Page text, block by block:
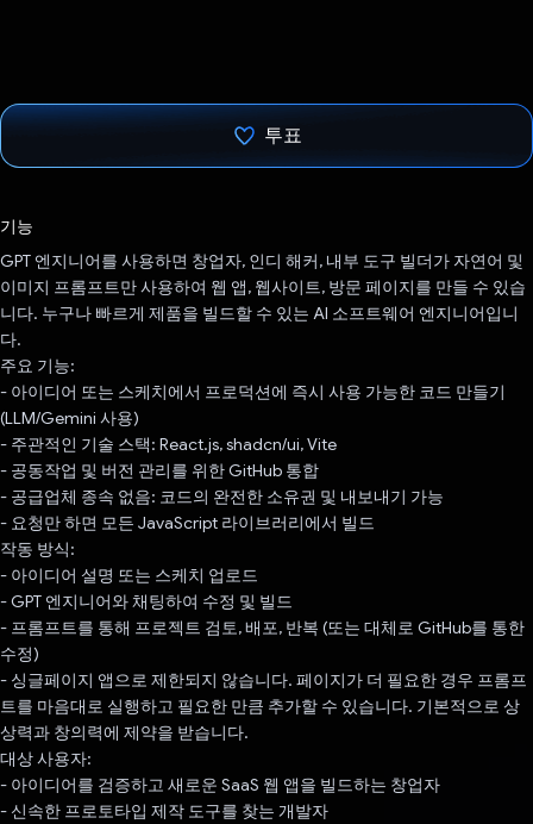
투표
기능
GPT 엔지니어를 사용하면 창업자, 인디 해커, 내부 도구 빌더가 자연어 및
이미지 프롬프트만 사용하여 웹 앱, 웹사이트, 방문 페이지를 만들 수 있습
니다. 누구나 빠르게 제품을 빌드할 수 있는 AI 소프트웨어 엔지니어입니
다.
주요 기능:
- 아이디어 또는 스케치에서 프로덕션에 즉시 사용 가능한 코드 만들기
(LLM/Gemini 사용)
- 주관적인 기술 스택: React.js, shadcn/ui, Vite
- 공동작업 및 버전 관리를 위한 GitHub 통합
- 공급업체 종속 없음: 코드의 완전한 소유권 및 내보내기 가능
- 요청만 하면 모든 JavaScript 라이브러리에서 빌드
작동 방식:
- 아이디어 설명 또는 스케치 업로드
- GPT 엔지니어와 채팅하여 수정 및 빌드
- 프롬프트를 통해 프로젝트 검토, 배포, 반복 (또는 대체로 GitHub를 통한
수정)
- 싱글페이지 앱으로 제한되지 않습니다. 페이지가 더 필요한 경우 프롬프
트를 마음대로 실행하고 필요한 만큼 추가할 수 있습니다. 기본적으로 상
상력과 창의력에 제약을 받습니다.
대상 사용자:
- 아이디어를 검증하고 새로운 SaaS 웹 앱을 빌드하는 창업자
- 신속한 프로토타입 제작 도구를 찾는 개발자